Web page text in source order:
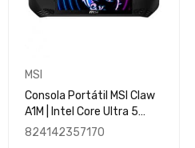
MSI
Consola Portátil MSI Claw
A1M | Intel Core Ultra 5
135H | 16GB LPDDR5 | SSD
824142357170